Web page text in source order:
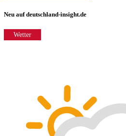
Neu auf deutschland-insight.de
Wetter